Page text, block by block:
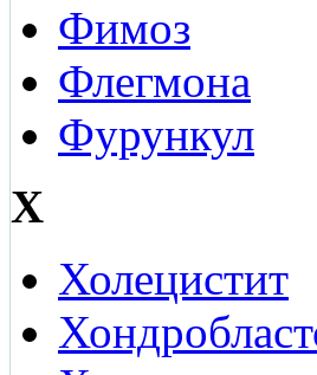
Фимоз
Флегмона
Фурункул
Х
Холецистит